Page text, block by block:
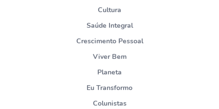
Cultura
Saúde Integral
Crescimento Pessoal
Viver Bem
Planeta
Eu Transformo
Colunistas